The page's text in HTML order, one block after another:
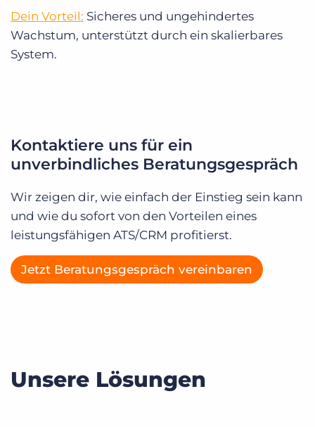
Dein Vorteil: Sicheres und ungehindertes
Wachstum, unterstützt durch ein skalierbares
System.
Kontaktiere uns für ein
unverbindliches Beratungsgespräch
Wir zeigen dir, wie einfach der Einstieg sein kann
und wie du sofort von den Vorteilen eines
leistungsfähigen ATS/CRM profitierst.
Jetzt Beratungsgespräch vereinbaren
Unsere Lösungen